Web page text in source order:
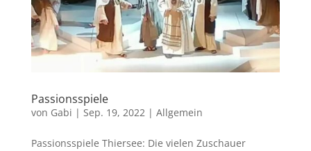
Passionsspiele
von Gabi | Sep. 19, 2022| Allgemein
Passionsspiele Thiersee: Die vielen Zuschauer